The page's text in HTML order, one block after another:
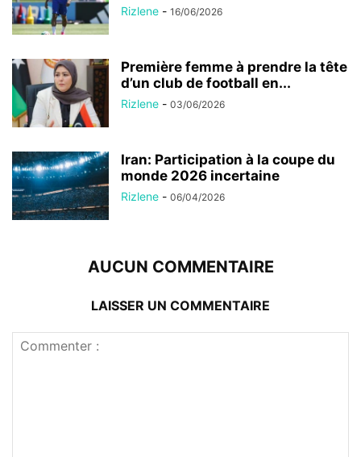
Rizlene - 16/06/2026
Première femme à prendre la tête
d’un club de football en...
Rizlene - 03/06/2026
Iran: Participation à la coupe du
monde 2026 incertaine
Rizlene - 06/04/2026
AUCUN COMMENTAIRE
LAISSER UN COMMENTAIRE